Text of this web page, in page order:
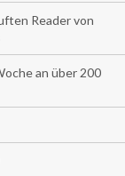
Reader von
an über 200